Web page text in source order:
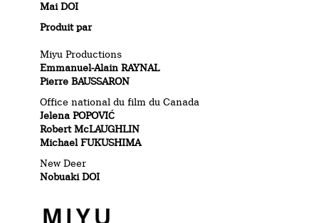
Mai DOI
Produit par
Miyu Productions
Emmanuel-Alain RAYNAL
Pierre BAUSSARON
Office national du film du Canada
Jelena POPOVIĆ
Robert McLAUGHLIN
Michael FUKUSHIMA
New Deer
Nobuaki DOI